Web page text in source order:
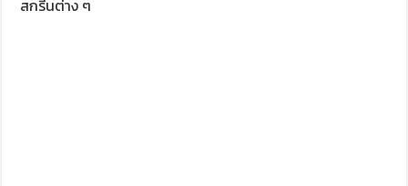
สกรีนต่าง ๆ